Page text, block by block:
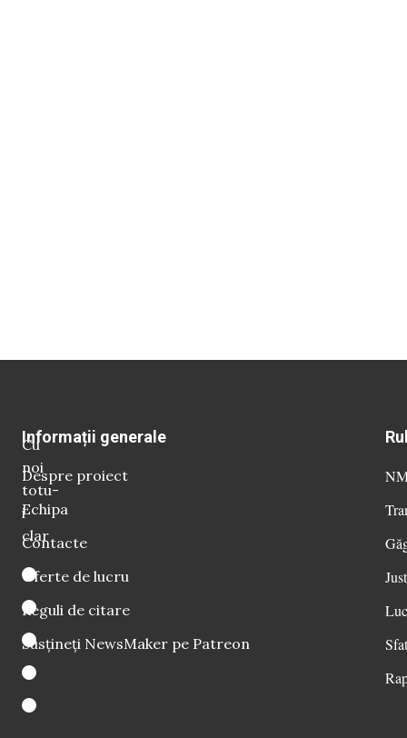
Cu
noi
totu-
i
clar
Informații generale
Despre proiect
Echipa
Contacte
Oferte de lucru
Reguli de citare
Susțineți NewsMaker pe Patreon